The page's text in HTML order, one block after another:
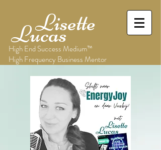
Lisette
Lucas
High End Success Medium™
High Frequency Business Mentor